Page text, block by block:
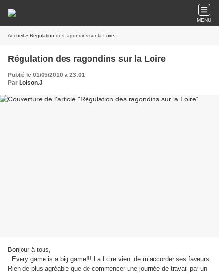
MENU
Accueil » Régulation des ragondins sur la Loire
Régulation des ragondins sur la Loire
Publié le 01/05/2010 à 23:01
Par Loison.J
Bonjour à tous,
Every game is a big game!!! La Loire vient de m’accorder ses faveurs
Rien de plus agréable que de commencer une journée de travail par un